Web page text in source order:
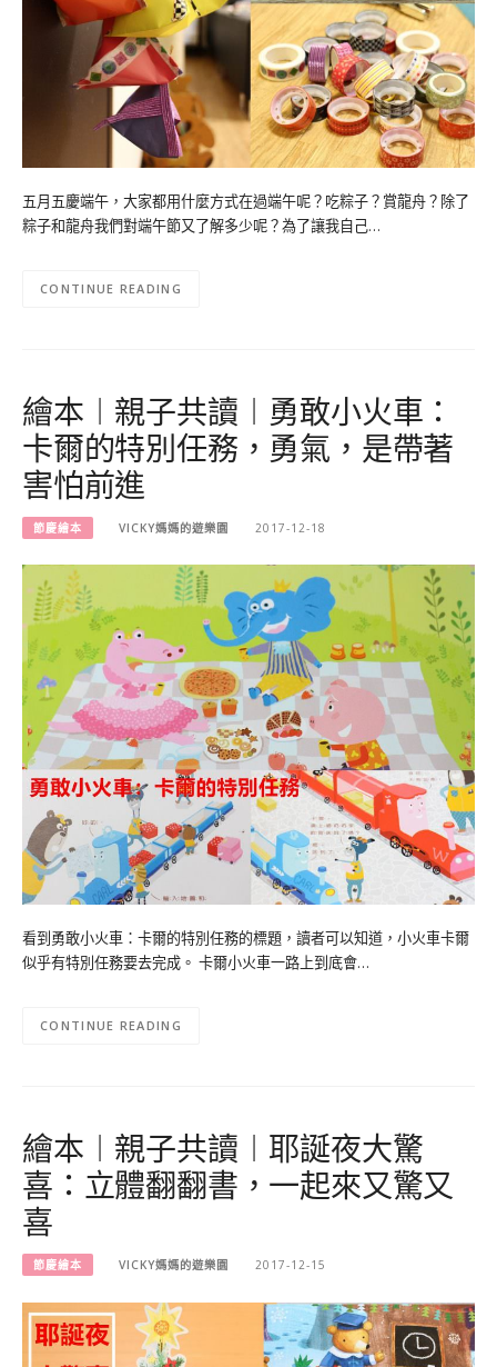
五月五慶端午，大家都用什麼方式在過端午呢？吃粽子？賞龍舟？除了
粽子和龍舟我們對端午節又了解多少呢？為了讓我自己…
CONTINUE READING
繪本︱親子共讀︱勇敢小火車：
卡爾的特別任務，勇氣，是帶著
害怕前進
節慶繪本 VICKY媽媽的遊樂園 2017-12-18
看到勇敢小火車：卡爾的特別任務的標題，讀者可以知道，小火車卡爾
似乎有特別任務要去完成。 卡爾小火車一路上到底會…
CONTINUE READING
繪本︱親子共讀︱耶誕夜大驚
喜：立體翻翻書，一起來又驚又
喜
節慶繪本 VICKY媽媽的遊樂園 2017-12-15